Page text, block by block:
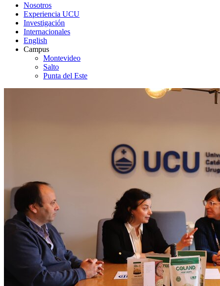
Nosotros
Experiencia UCU
Investigación
Internacionales
English
Campus
Montevideo
Salto
Punta del Este